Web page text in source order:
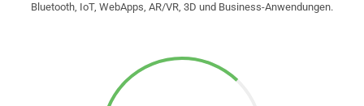
Bluetooth, IoT, WebApps, AR/VR, 3D und Business-Anwendungen.